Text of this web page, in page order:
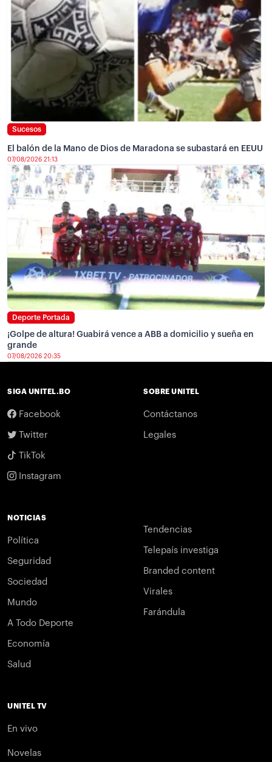
Sucesos
El balón de la Mano de Dios de Maradona se subastará en EEUU
07/08/2026 21:13
Deporte Portada
¡Golpe de altura! Guabirá vence a ABB a domicilio y sueña en
grande
07/08/2026 20:35
SIGA UNITEL.BO
Facebook
Twitter
TikTok
Instagram
SOBRE UNITEL
Contáctanos
Legales
NOTICIAS
Política
Seguridad
Sociedad
Mundo
A Todo Deporte
Economía
Salud
Tendencias
Telepaís investiga
Branded content
Virales
Farándula
UNITEL TV
En vivo
Novelas